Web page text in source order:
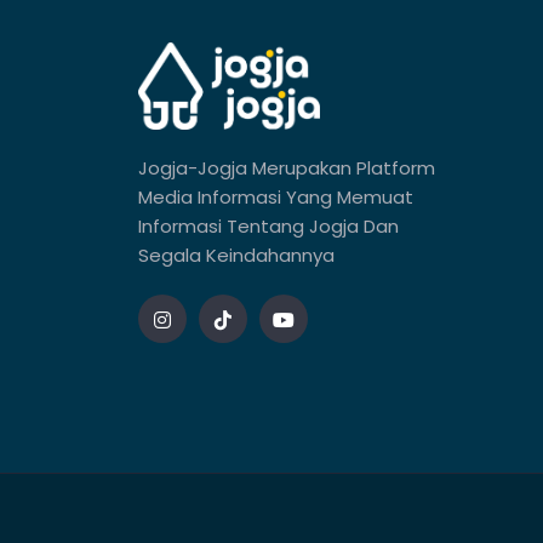
Jogja-Jogja Merupakan Platform
Media Informasi Yang Memuat
Informasi Tentang Jogja Dan
Segala Keindahannya